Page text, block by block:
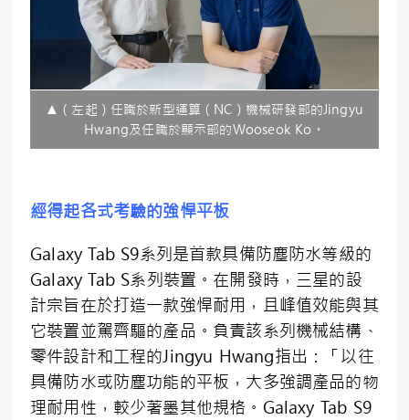
▲（左起）任職於新型運算（NC）機械研發部的Jingyu
Hwang及任職於顯示部的Wooseok Ko。
經得起各式考驗的強悍平板
Galaxy Tab S9系列是首款具備防塵防水等級的
Galaxy Tab S系列裝置。在開發時，三星的設
計宗旨在於打造一款強悍耐用，且峰值效能與其
它裝置並駕齊驅的產品。負責該系列機械結構、
零件設計和工程的Jingyu Hwang指出：「以往
具備防水或防塵功能的平板，大多強調產品的物
理耐用性，較少著墨其他規格。Galaxy Tab S9